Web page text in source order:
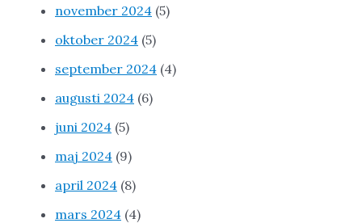
november 2024 (5)
oktober 2024 (5)
september 2024 (4)
augusti 2024 (6)
juni 2024 (5)
maj 2024 (9)
april 2024 (8)
mars 2024 (4)